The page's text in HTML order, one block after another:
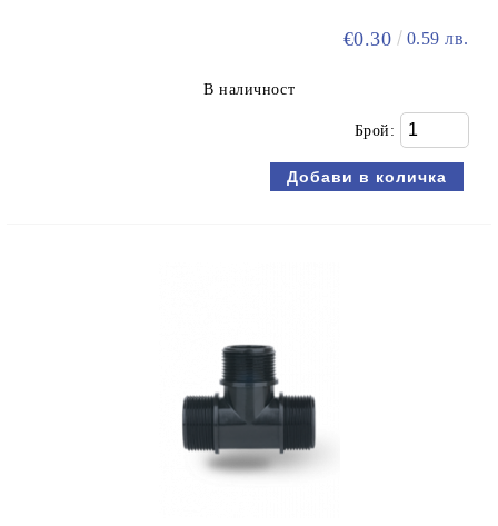
€0.30 0.59 лв.
В наличност
Брой: